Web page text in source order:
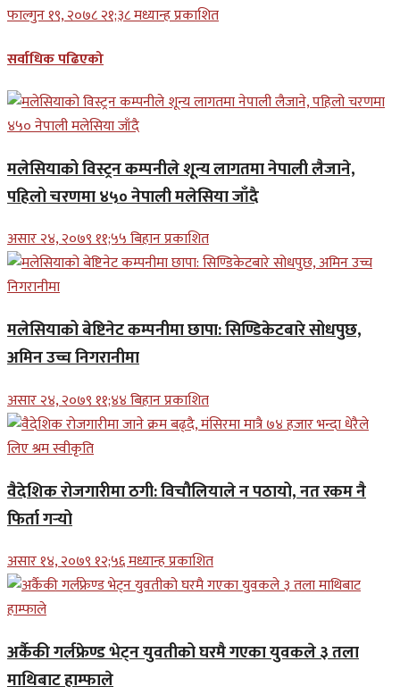
फाल्गुन १९, २०७८ २१;३८ मध्यान्ह प्रकाशित
सर्वाधिक पढिएको
मलेसियाको विस्ट्रन कम्पनीले शून्य लागतमा नेपाली लैजाने,
पहिलो चरणमा ४५० नेपाली मलेसिया जाँदै
असार २४, २०७९ ११;५५ बिहान प्रकाशित
मलेसियाको बेष्टिनेट कम्पनीमा छापा: सिण्डिकेटबारे सोधपुछ,
अमिन उच्च निगरानीमा
असार २४, २०७९ ११;४४ बिहान प्रकाशित
वैदेशिक रोजगारीमा ठगी: विचौलियाले न पठायो, नत रकम नै
फिर्ता गर्‍यो
असार १४, २०७९ १२;५६ मध्यान्ह प्रकाशित
अर्कैकी गर्लफ्रेण्ड भेट्न युवतीको घरमै गएका युवकले ३ तला
माथिबाट हाम्फाले